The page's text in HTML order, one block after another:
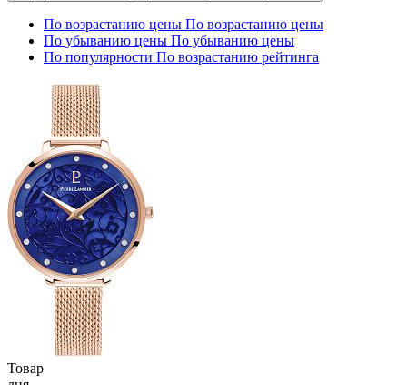
По возрастанию цены По возрастанию цены
По убыванию цены По убыванию цены
По популярности По возрастанию рейтинга
Товар